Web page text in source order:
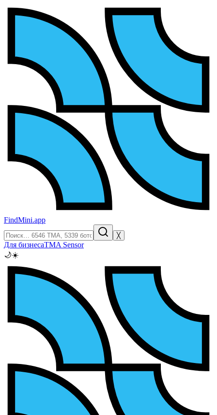
FindMini.app
╳
Для бизнесаTMA Sensor
🌙☀️